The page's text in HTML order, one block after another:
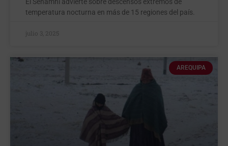
El Senamhi advierte sobre descensos extremos de
temperatura nocturna en más de 15 regiones del país.
julio 3, 2025
AREQUIPA